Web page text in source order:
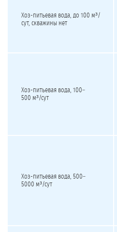
Хоз-питьевая вода, до 100 м³/
сут, скважины нет
Хоз-питьевая вода, 100–
500 м³/сут
Хоз-питьевая вода, 500–
5000 м³/сут